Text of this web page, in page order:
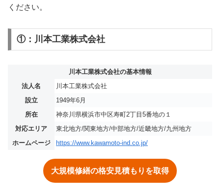
ください。
①：川本工業株式会社
川本工業株式会社の基本情報
法人名
川本工業株式会社
設立
1949年6月
所在
神奈川県横浜市中区寿町2丁目5番地の１
対応エリア
東北地方/関東地方/中部地方/近畿地方/九州地方
ホームページ
https://www.kawamoto-ind.co.jp/
大規模修繕の格安見積もりを取得